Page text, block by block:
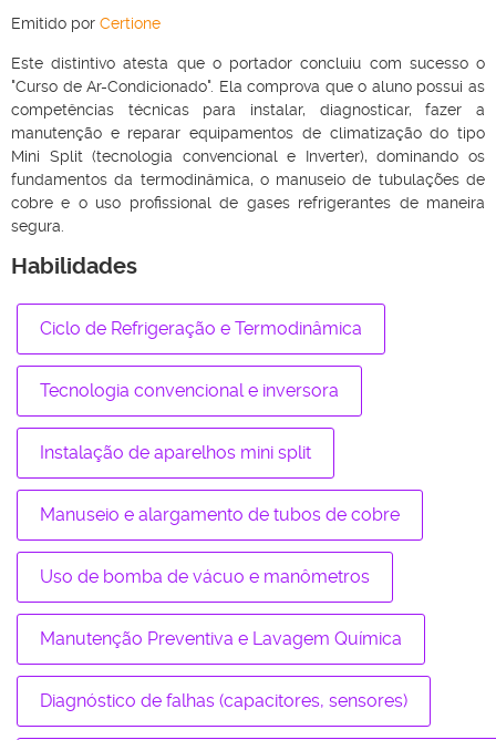
Emitido por Certione
Este distintivo atesta que o portador concluiu com sucesso o
"Curso de Ar-Condicionado". Ela comprova que o aluno possui as
competências técnicas para instalar, diagnosticar, fazer a
manutenção e reparar equipamentos de climatização do tipo
Mini Split (tecnologia convencional e Inverter), dominando os
fundamentos da termodinâmica, o manuseio de tubulações de
cobre e o uso profissional de gases refrigerantes de maneira
segura.
Habilidades
Ciclo de Refrigeração e Termodinâmica
Tecnologia convencional e inversora
Instalação de aparelhos mini split
Manuseio e alargamento de tubos de cobre
Uso de bomba de vácuo e manômetros
Manutenção Preventiva e Lavagem Química
Diagnóstico de falhas (capacitores, sensores)